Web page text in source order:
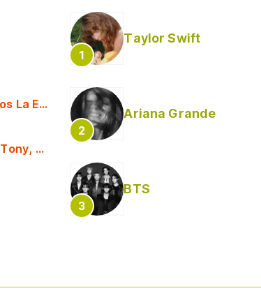
La Escuela)
Dj Honda y Helabusador) [explícita]
Taylor Swift
Ariana Grande
BTS